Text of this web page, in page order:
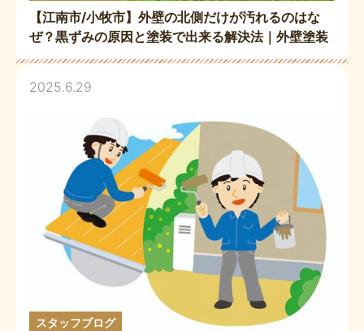
【江南市/小牧市】外壁の北側だけが汚れるのはな
ぜ？黒ずみの原因と塗装で出来る解決法｜外壁塗装
2025.6.29
スタッフブログ